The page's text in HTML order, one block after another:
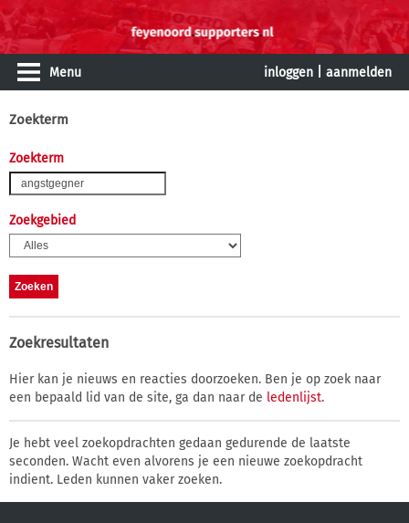
Menu inloggen aanmelden
Zoekterm
Zoekterm
Zoekgebied
Zoekresultaten
Hier kan je nieuws en reacties doorzoeken. Ben je op zoek naar
een bepaald lid van de site, ga dan naar de ledenlijst.
Je hebt veel zoekopdrachten gedaan gedurende de laatste
seconden. Wacht even alvorens je een nieuwe zoekopdracht
indient. Leden kunnen vaker zoeken.